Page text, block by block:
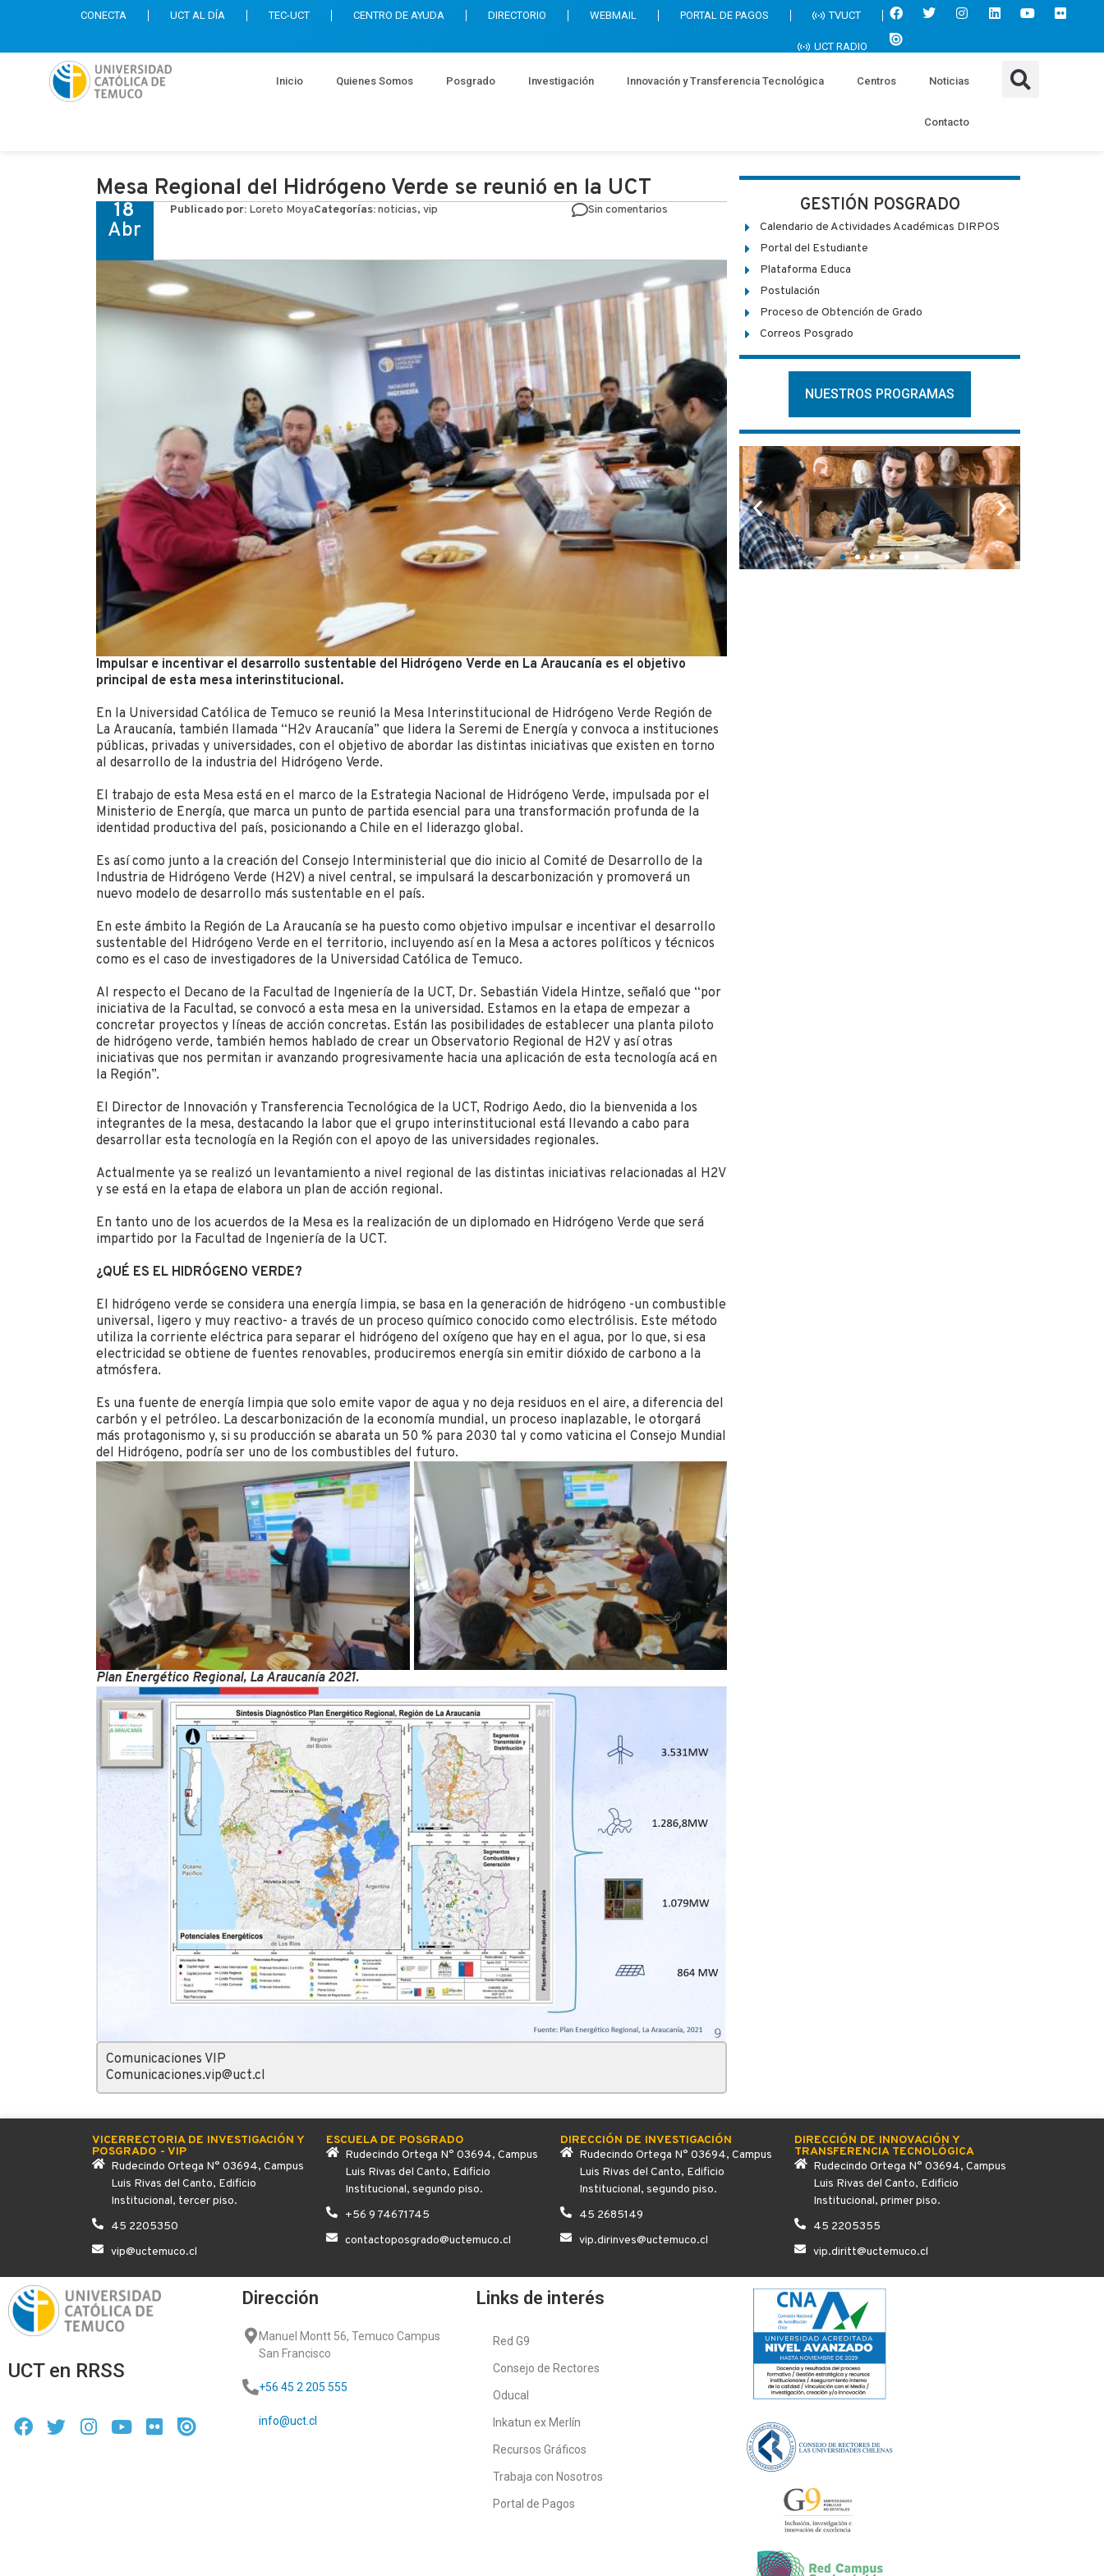
CONECTA UCT AL DÍA TEC-UCT CENTRO DE AYUDA DIRECTORIO WEBMAIL PORTAL DE PAGOS TVUCT
UCT RADIO
Inicio Quienes Somos Posgrado Investigación Innovación y Transferencia Tecnológica Centros Noticias
Contacto
Mesa Regional del Hidrógeno Verde se reunió en la UCT
18
Abr
Publicado por:Loreto MoyaCategorías:noticias, vip Sin comentarios
Impulsar e incentivar el desarrollo sustentable del Hidrógeno Verde en La Araucanía es el objetivo
principal de esta mesa interinstitucional.
En la Universidad Católica de Temuco se reunió la Mesa Interinstitucional de Hidrógeno Verde Región de
La Araucanía, también llamada “H2v Araucanía” que lidera la Seremi de Energía y convoca a instituciones
públicas, privadas y universidades, con el objetivo de abordar las distintas iniciativas que existen en torno
al desarrollo de la industria del Hidrógeno Verde.
El trabajo de esta Mesa está en el marco de la Estrategia Nacional de Hidrógeno Verde, impulsada por el
Ministerio de Energía, que marca un punto de partida esencial para una transformación profunda de la
identidad productiva del país, posicionando a Chile en el liderazgo global.
Es así como junto a la creación del Consejo Interministerial que dio inicio al Comité de Desarrollo de la
Industria de Hidrógeno Verde (H2V) a nivel central, se impulsará la descarbonización y promoverá un
nuevo modelo de desarrollo más sustentable en el país.
En este ámbito la Región de La Araucanía se ha puesto como objetivo impulsar e incentivar el desarrollo
sustentable del Hidrógeno Verde en el territorio, incluyendo así en la Mesa a actores políticos y técnicos
como es el caso de investigadores de la Universidad Católica de Temuco.
Al respecto el Decano de la Facultad de Ingeniería de la UCT, Dr. Sebastián Videla Hintze, señaló que “por
iniciativa de la Facultad, se convocó a esta mesa en la universidad. Estamos en la etapa de empezar a
concretar proyectos y líneas de acción concretas. Están las posibilidades de establecer una planta piloto
de hidrógeno verde, también hemos hablado de crear un Observatorio Regional de H2V y así otras
iniciativas que nos permitan ir avanzando progresivamente hacia una aplicación de esta tecnología acá en
la Región”.
El Director de Innovación y Transferencia Tecnológica de la UCT, Rodrigo Aedo, dio la bienvenida a los
integrantes de la mesa, destacando la labor que el grupo interinstitucional está llevando a cabo para
desarrollar esta tecnología en la Región con el apoyo de las universidades regionales.
Actualmente ya se realizó un levantamiento a nivel regional de las distintas iniciativas relacionadas al H2V
y se está en la etapa de elabora un plan de acción regional.
En tanto uno de los acuerdos de la Mesa es la realización de un diplomado en Hidrógeno Verde que será
impartido por la Facultad de Ingeniería de la UCT.
¿QUÉ ES EL HIDRÓGENO VERDE?
El hidrógeno verde se considera una energía limpia, se basa en la generación de hidrógeno -un combustible
universal, ligero y muy reactivo- a través de un proceso químico conocido como electrólisis. Este método
utiliza la corriente eléctrica para separar el hidrógeno del oxígeno que hay en el agua, por lo que, si esa
electricidad se obtiene de fuentes renovables, produciremos energía sin emitir dióxido de carbono a la
atmósfera.
Es una fuente de energía limpia que solo emite vapor de agua y no deja residuos en el aire, a diferencia del
carbón y el petróleo. La descarbonización de la economía mundial, un proceso inaplazable, le otorgará
más protagonismo y, si su producción se abarata un 50 % para 2030 tal y como vaticina el Consejo Mundial
del Hidrógeno, podría ser uno de los combustibles del futuro.
Plan Energético Regional, La Araucanía 2021.
Comunicaciones VIP
Comunicaciones.vip@uct.cl
GESTIÓN POSGRADO
Calendario de Actividades Académicas DIRPOS
Portal del Estudiante
Plataforma Educa
Postulación
Proceso de Obtención de Grado
Correos Posgrado
NUESTROS PROGRAMAS
VICERRECTORIA DE INVESTIGACIÓN Y
POSGRADO - VIP
Rudecindo Ortega N° 03694, Campus
Luis Rivas del Canto, Edificio
Institucional, tercer piso.
45 2205350
vip@uctemuco.cl
ESCUELA DE POSGRADO
Rudecindo Ortega N° 03694, Campus
Luis Rivas del Canto, Edificio
Institucional, segundo piso.
+56 9 74671745
contactoposgrado@uctemuco.cl
DIRECCIÓN DE INVESTIGACIÓN
Rudecindo Ortega N° 03694, Campus
Luis Rivas del Canto, Edificio
Institucional, segundo piso.
45 2685149
vip.dirinves@uctemuco.cl
DIRECCIÓN DE INNOVACIÓN Y
TRANSFERENCIA TECNOLÓGICA
Rudecindo Ortega N° 03694, Campus
Luis Rivas del Canto, Edificio
Institucional, primer piso.
45 2205355
vip.diritt@uctemuco.cl
UCT en RRSS
Dirección
Manuel Montt 56, Temuco Campus
San Francisco
+56 45 2 205 555
info@uct.cl
Links de interés
Red G9
Consejo de Rectores
Oducal
Inkatun ex Merlín
Recursos Gráficos
Trabaja con Nosotros
Portal de Pagos